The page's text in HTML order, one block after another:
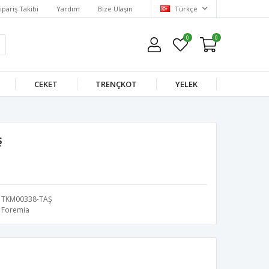
Takibi Yardım Bize Ulaşın Türkçe
0 0
CEKET TRENÇKOT YELEK
TKM00338-TAŞ
Foremia